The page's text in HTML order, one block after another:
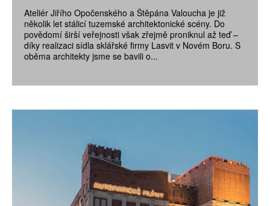
Ateliér Jiřího Opočenského a Štěpána Valoucha je již
několik let stálicí tuzemské architektonické scény. Do
povědomí širší veřejnosti však zřejmě proniknul až teď –
díky realizaci sídla sklářské firmy Lasvit v Novém Boru. S
oběma architekty jsme se bavili o...